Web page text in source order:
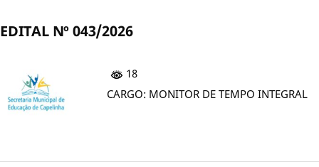
EDITAL Nº 043/2026
18
CARGO: MONITOR DE TEMPO INTEGRAL